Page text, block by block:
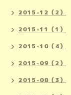
2015-12（2）
2015-11（1）
2015-10（4）
2015-09（2）
2015-08（3）